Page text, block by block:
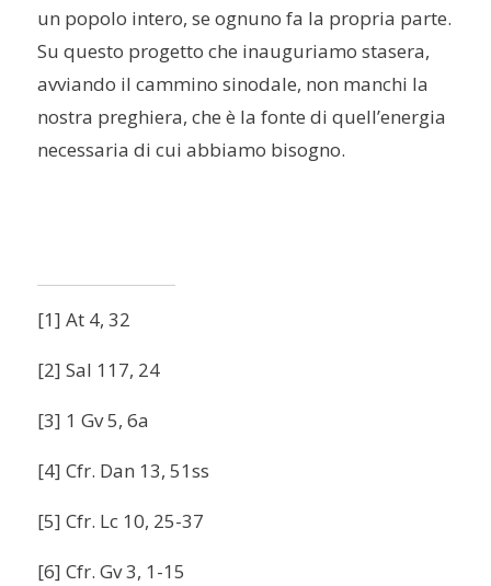
un popolo intero, se ognuno fa la propria parte.
Su questo progetto che inauguriamo stasera,
avviando il cammino sinodale, non manchi la
nostra preghiera, che è la fonte di quell’energia
necessaria di cui abbiamo bisogno.
[1] At 4, 32
[2] Sal 117, 24
[3] 1 Gv 5, 6a
[4] Cfr. Dan 13, 51ss
[5] Cfr. Lc 10, 25-37
[6] Cfr. Gv 3, 1-15